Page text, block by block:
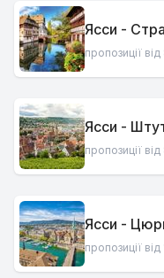
Ясси -
пропозиції
Ясси -
пропозиції
Ясси -
пропозиції